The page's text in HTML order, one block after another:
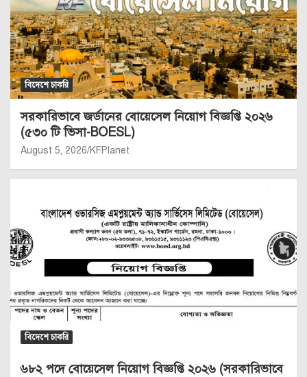
বিদেশে চাকরি
সরকারিভাবে জর্ডানের বোয়েসেল নিয়োগ বিজ্ঞপ্তি ২০২৬
(৫৩০ টি ভিসা-BOESL)
August 5, 2026 KFPlanet
বিদেশে চাকরি
৬৮২ পদে বোয়েসেল নিয়োগ বিজ্ঞপ্তি ২০২৬ (সরকারিভাবে